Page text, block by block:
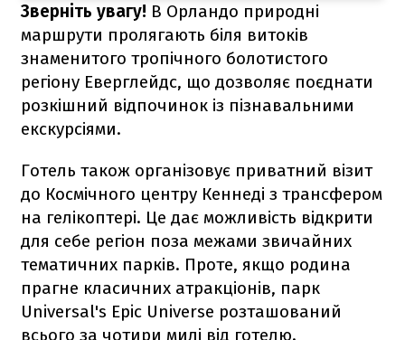
Зверніть увагу! В Орландо природні
маршрути пролягають біля витоків
знаменитого тропічного болотистого
регіону Еверглейдс, що дозволяє поєднати
розкішний відпочинок із пізнавальними
екскурсіями.
Готель також організовує приватний візит
до Космічного центру Кеннеді з трансфером
на гелікоптері. Це дає можливість відкрити
для себе регіон поза межами звичайних
тематичних парків. Проте, якщо родина
прагне класичних атракціонів, парк
Universal's Epic Universe розташований
всього за чотири милі від готелю.